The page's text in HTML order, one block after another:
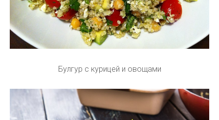
Булгур с курицей и овощами